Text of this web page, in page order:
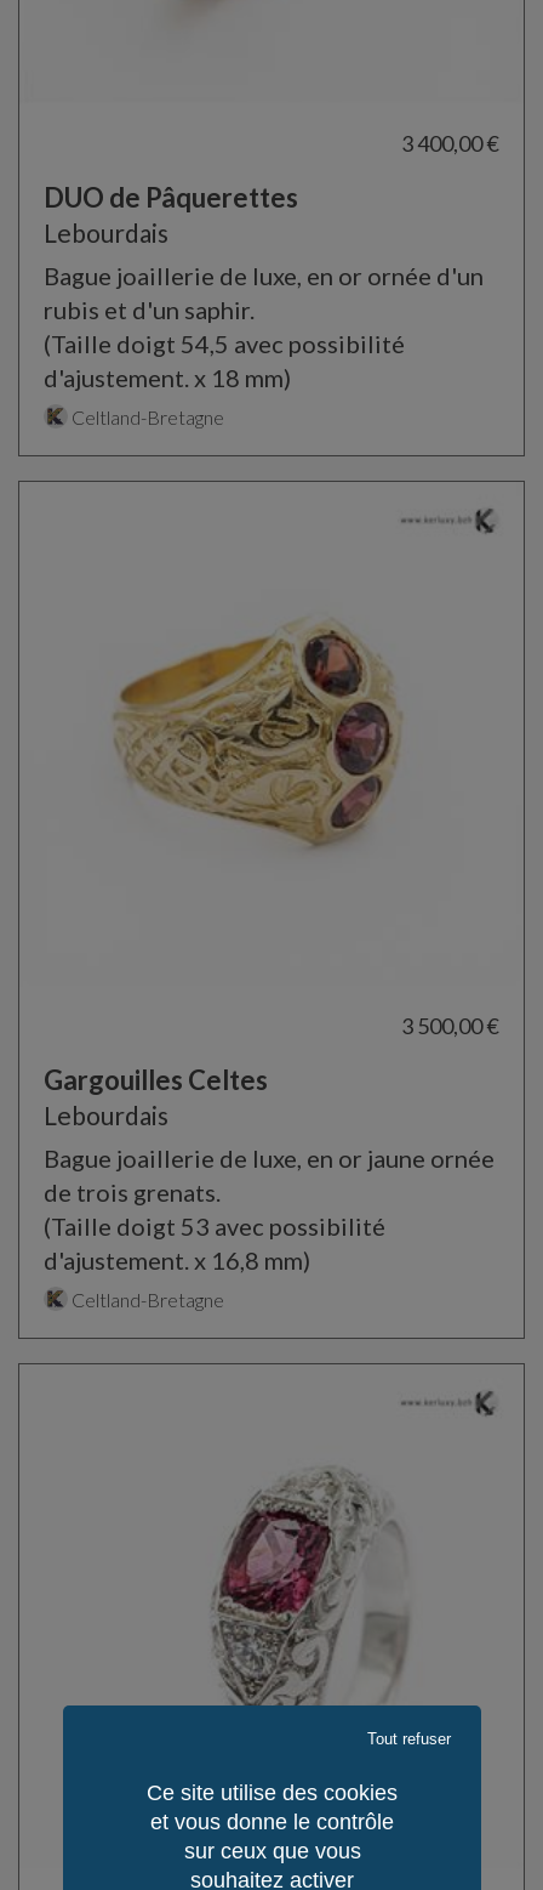
3 400,00 €
DUO de Pâquerettes
Lebourdais
Bague joaillerie de luxe, en or ornée d'un
rubis et d'un saphir.
(Taille doigt 54,5 avec possibilité
d'ajustement. x 18 mm)
Celtland-Bretagne
3 500,00 €
Gargouilles Celtes
Lebourdais
Bague joaillerie de luxe, en or jaune ornée
de trois grenats.
(Taille doigt 53 avec possibilité
d'ajustement. x 16,8 mm)
Celtland-Bretagne
Ce site utilise des cookies
et vous donne le contrôle
sur ceux que vous
souhaitez activer
Tout refuser